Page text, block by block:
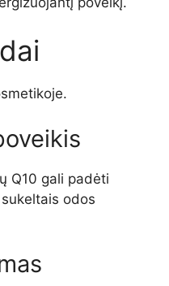
Q10 gali padėti
odos